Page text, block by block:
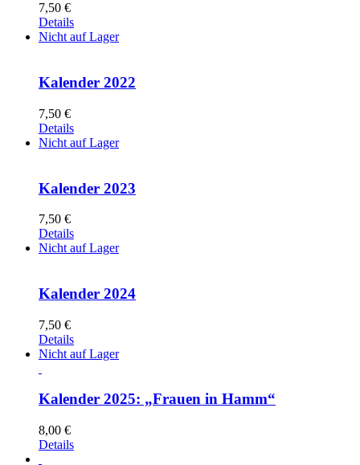
7,50 €
Details
Nicht auf Lager
Kalender 2022
7,50 €
Details
Nicht auf Lager
Kalender 2023
7,50 €
Details
Nicht auf Lager
Kalender 2024
7,50 €
Details
Nicht auf Lager
Kalender 2025: „Frauen in Hamm“
8,00 €
Details